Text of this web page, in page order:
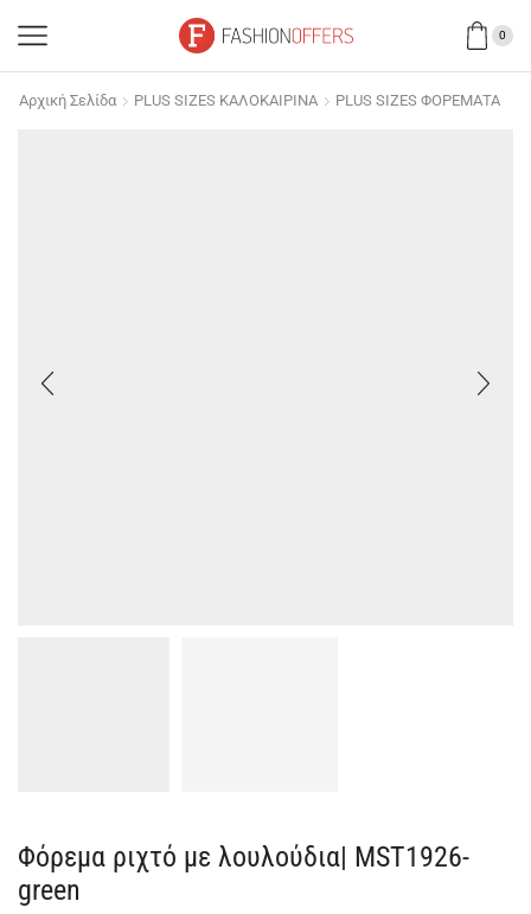
0
Αρχική Σελίδα PLUS SIZES ΚΑΛΟΚΑΙΡΙΝΑ PLUS SIZES ΦΟΡΕΜΑΤΑ
Φόρεμα ριχτό με λουλούδια| MST1926-
green